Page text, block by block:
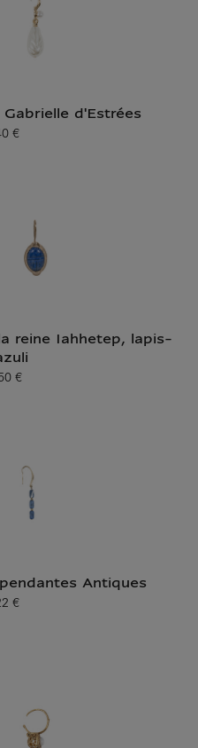
d'Estrées
€
reine Iahhetep, lapis-
€
Antiques
€